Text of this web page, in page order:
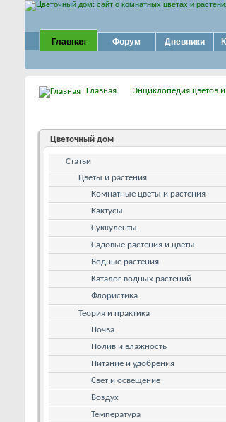
Главная Форум Дневники
Главная Энциклопедия цветов
Цветочный дом
Статьи
Цветы и растения
Комнатные цветы и растения
Кактусы
Суккуленты
Садовые растения и цветы
Водные растения
Каталог водных растений
Флористика
Теория и практика
Почва
Полив и влажность
Питание и удобрения
Свет и освещение
Воздух
Температура